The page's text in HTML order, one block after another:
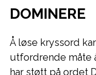
DOMINERE
Å løse kryssord
utfordrende måte
har støtt på ordet